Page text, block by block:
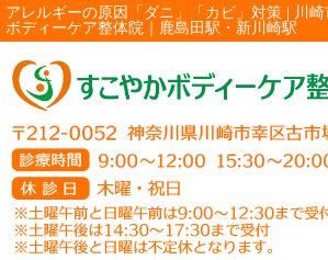
アレルギーの原因「ダニ」「カビ」対策 | 川
ボディーケア整体院｜鹿島田駅・新川崎駅